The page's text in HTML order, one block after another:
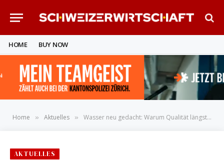
HOME BUY NOW
Home » Aktuelles » Wasser neu gedacht: Warum Qualität längst mehr ist als nur Geschmack
AKTUELLES